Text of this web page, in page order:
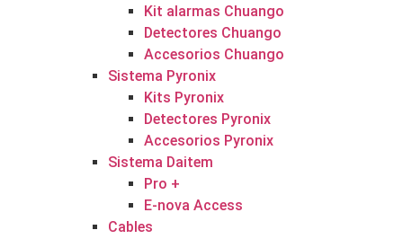
Kit alarmas Chuango
Detectores Chuango
Accesorios Chuango
Sistema Pyronix
Kits Pyronix
Detectores Pyronix
Accesorios Pyronix
Sistema Daitem
Pro +
E-nova Access
Cables